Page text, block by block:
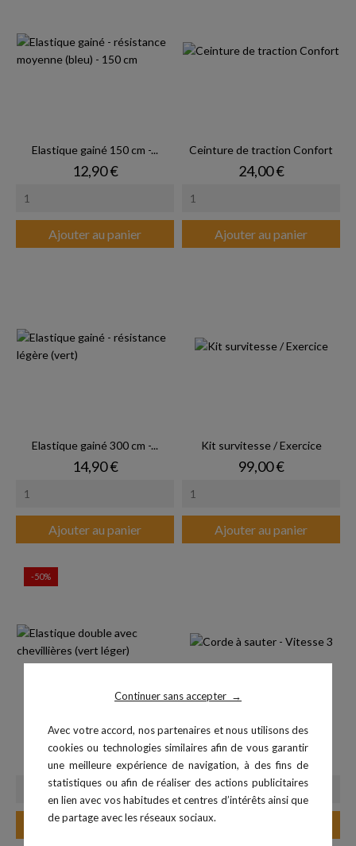
Continuer sans accepter →
Avec votre accord, nos partenaires et nous utilisons des
cookies ou technologies similaires afin de vous garantir
une meilleure expérience de navigation, à des fins de
statistiques ou afin de réaliser des actions publicitaires
en lien avec vos habitudes et centres d’intérêts ainsi que
de partage avec les réseaux sociaux.
Elastique gainé 150 cm -...
Prix
12,90 €
Ajouter au panier
Ceinture de traction Confort
Prix
24,00 €
Ajouter au panier
Elastique gainé 300 cm -...
Prix
14,90 €
Ajouter au panier
Kit survitesse / Exercice
Prix
99,00 €
Ajouter au panier
Elastique double avec...
Prix
16,45 €Prix de base
32,90 €
Ajouter au panier
-50%
Corde à sauter - Vitesse 3
Prix
3,80 €
Ajouter au panier